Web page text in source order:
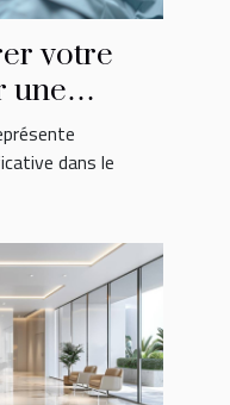
votre
une
dans le